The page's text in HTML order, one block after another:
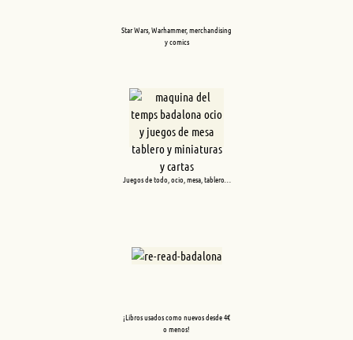
Star Wars, Warhammer, merchandising
y comics
Juegos de todo, ocio, mesa, tablero…
¡Libros usados como nuevos desde 4€
o menos!